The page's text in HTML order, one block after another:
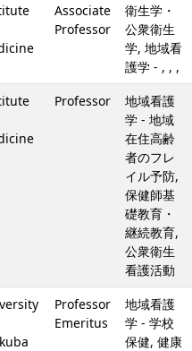
Associate
Professor
衛生学・
公衆衛生
学, 地域看
護学 - , , ,
Professor
地域看護
学 - 地域
在住高齢
者のフレ
イル予防,
保健師基
礎教育・
継続教育,
公衆衛生
看護活動
Professor
Emeritus
地域看護
学 - 学校
保健, 健康